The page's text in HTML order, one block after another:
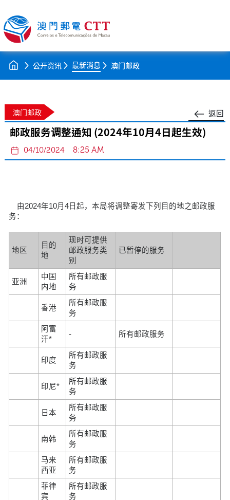
公开资讯 最新消息 澳门邮政
返回
澳门邮政
邮政服务调整通知 (2024年10月4日起生效)
04/10/2024 8:25 AM
由2024年10月4日起，本局将调整寄发下列目的地之邮政服
务：
地区
目的
地
现时可提供
邮政服务类
别
已暂停的服务
亚洲
中国
内地
所有邮政服
务
香港
所有邮政服
务
阿富
汗*
- 所有邮政服务
印度
所有邮政服
务
印尼*
所有邮政服
务
日本
所有邮政服
务
南韩
所有邮政服
务
马来
西亚
所有邮政服
务
菲律
宾
所有邮政服
务